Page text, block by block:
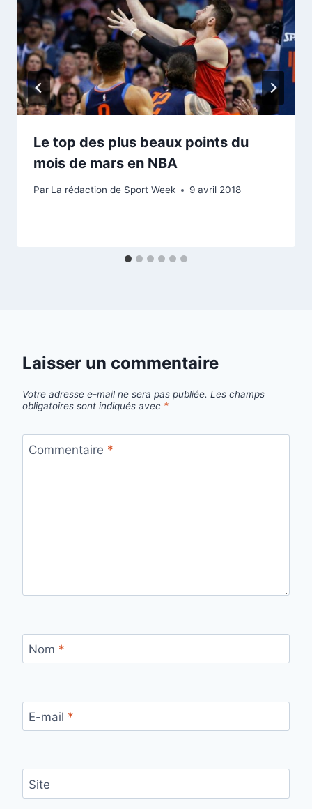
Le top des plus beaux points du
mois de mars en NBA
Par La rédaction de Sport Week 9 avril 2018
Laisser un commentaire
Votre adresse e-mail ne sera pas publiée. Les champs
obligatoires sont indiqués avec *
Commentaire *
Nom *
E-mail *
Site